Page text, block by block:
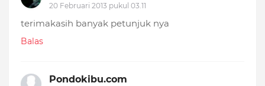
20 Februari 2013 pukul 03.11
terimakasih banyak petunjuk nya
Balas
Pondokibu.com